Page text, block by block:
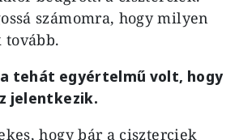
számomra, hogy milyen
tehát egyértelmű volt, hogy
jelentkezik.
hogy bár a ciszterciek